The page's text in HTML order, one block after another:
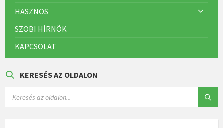
HASZNOS
SZOBI HÍRNÖK
KAPCSOLAT
KERESÉS AZ OLDALON